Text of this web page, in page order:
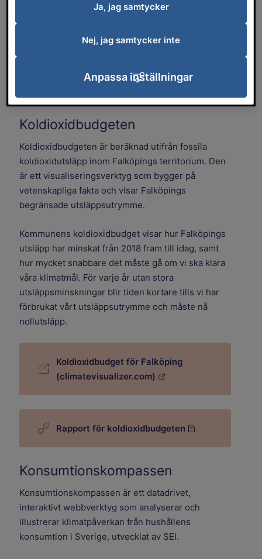
klimatpåverkan i vårt geografiska
göra analyser stärker vi förmågan att
Vi behöver veta hur det går för att
Koldioxidbudgeten
Koldioxidbudgeten är beräknad utifrån fossila
koldioxidutsläpp inom Falköpings territorium. Den
är ett visualiseringsverktyg som bygger på
vetenskapliga fakta och visar Falköpings
begränsade utsläppsutrymme.
Kommunens koldioxidbudget visar hur Falköpings
utsläpp har minskat från 2018 fram till idag, samt
hur mycket snabbare det måste gå om vi ska klara
våra klimatmål. För varje år utan stora
utsläppsminskningar blir tiden kortare tills vi har
förbrukat vårt utsläppsutrymme och måste nå
nollutsläpp.
Koldioxidbudget för Falköping
(climatevisualizer.com)
Rapport för koldioxidbudgeten
Konsumtionskompassen
Konsumtionskompassen är ett datadrivet,
interaktivt webbverktyg som analyserar och
illustrerar klimatpåverkan från hushållens
konsumtion i Sverige, utvecklat av SEI.
Ja, jag samtycker
Nej, jag samtycker inte
Anpassa inställningar